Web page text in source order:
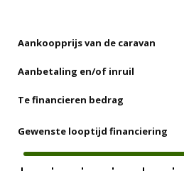
Aankoopprijs van de caravan
Aanbetaling en/of inruil
Te financieren bedrag
Gewenste looptijd financiering